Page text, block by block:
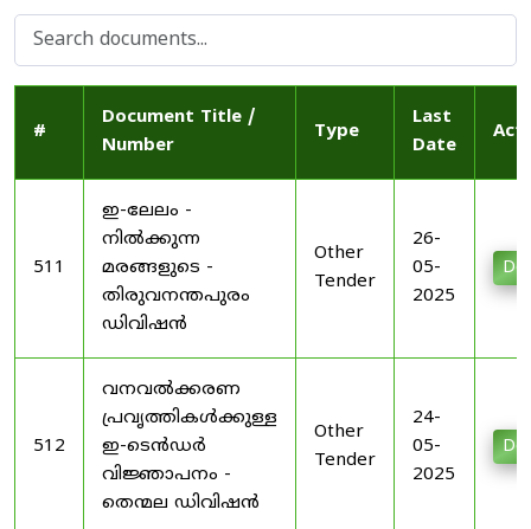
#
Document Title /
Number
Type
Last
Date
511
ഇ-ലേലം -
നിൽക്കുന്ന
മരങ്ങളുടെ -
തിരുവനന്തപുരം
ഡിവിഷൻ
Other
Tender
26-
05-
2025
512
വനവൽക്കരണ
പ്രവൃത്തികൾക്കുള്ള
ഇ-ടെൻഡർ
വിജ്ഞാപനം -
തെന്മല ഡിവിഷൻ
Other
Tender
24-
05-
2025